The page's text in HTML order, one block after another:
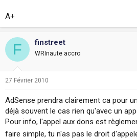
A+
F finstreet
WRInaute accro
27 Février 2010
AdSense prendra clairement ca pour
déjà souvent le cas rien qu'avec un
Pour info, l'appel aux dons est
faire simple, tu n'as pas le droit